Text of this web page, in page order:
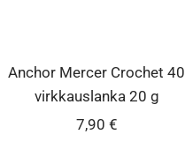
Anchor Mercer Crochet 40
virkkauslanka 20 g
Alennushinta
7,90 €